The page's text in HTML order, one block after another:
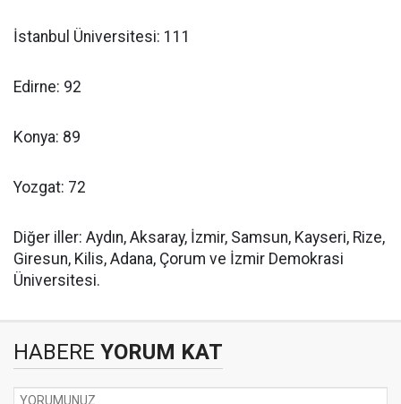
İstanbul Üniversitesi: 111
Edirne: 92
Konya: 89
Yozgat: 72
Diğer iller: Aydın, Aksaray, İzmir, Samsun, Kayseri, Rize,
Giresun, Kilis, Adana, Çorum ve İzmir Demokrasi
Üniversitesi.
HABERE YORUM KAT